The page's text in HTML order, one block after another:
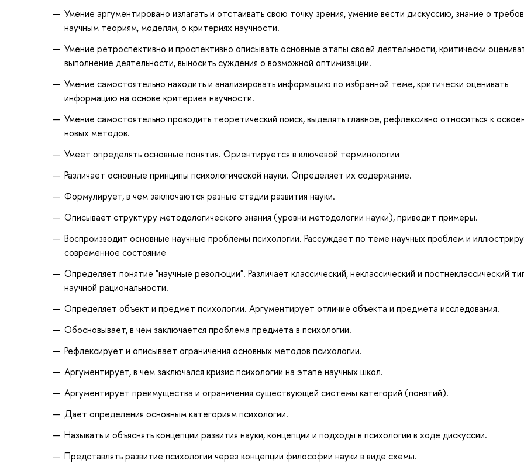
Умение аргументировано излагать и отстаивать свою точку зрения, умение вести дискуссию, знание о
научным теориям, моделям, о критериях научности.
Умение ретроспективно и проспективно описывать основные этапы своей деятельности, критически
выполнение деятельности, выносить суждения о возможной оптимизации.
Умение самостоятельно находить и анализировать информацию по избранной теме, критически оценивать
информацию на основе критериев научности.
Умение самостоятельно проводить теоретический поиск, выделять главное, рефлексивно относиться к
новых методов.
Умеет определять основные понятия. Ориентируется в ключевой терминологии
Различает основные принципы психологической науки. Определяет их содержание.
Формулирует, в чем заключаются разные стадии развития науки.
Описывает структуру методологического знания (уровни методологии науки), приводит примеры.
Воспроизводит основные научные проблемы психологии. Рассуждает по теме научных проблем и
современное состояние
Определяет понятие "научные революции". Различает классический, неклассический и постнеклассический
научной рациональности.
Определяет объект и предмет психологии. Аргументирует отличие объекта и предмета исследования.
Обосновывает, в чем заключается проблема предмета в психологии.
Рефлексирует и описывает ограничения основных методов психологии.
Аргументирует, в чем заключался кризис психологии на этапе научных школ.
Аргументирует преимущества и ограничения существующей системы категорий (понятий).
Дает определения основным категориям психологии.
Называть и объяснять концепции развития науки, концепции и подходы в психологии в ходе дискуссии.
Представлять развитие психологии через концепции философии науки в виде схемы.